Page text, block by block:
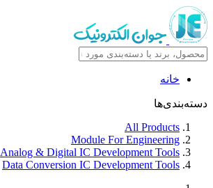
خانه
دسته‌بندی‌ها
All Products
Module For Engineering
Analog & Digital IC Development Tools
Data Conversion IC Development Tools